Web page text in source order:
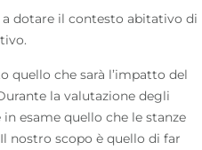
dotare il contesto abitativo di
quello che sarà l’impatto del
la valutazione degli
esame quello che le stanze
nostro scopo è quello di far